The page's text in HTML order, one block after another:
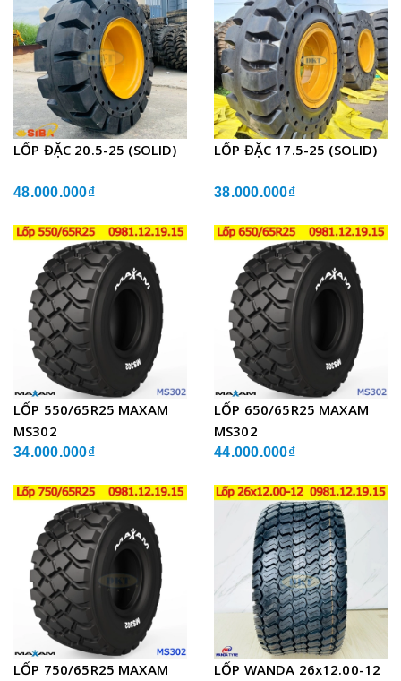
LỐP ĐẶC 20.5-25 (SOLID)
48.000.000₫
LỐP ĐẶC 17.5-25 (SOLID)
38.000.000₫
LỐP 550/65R25 MAXAM
MS302
34.000.000₫
LỐP 650/65R25 MAXAM
MS302
44.000.000₫
LỐP 750/65R25 MAXAM
LỐP WANDA 26x12.00-12